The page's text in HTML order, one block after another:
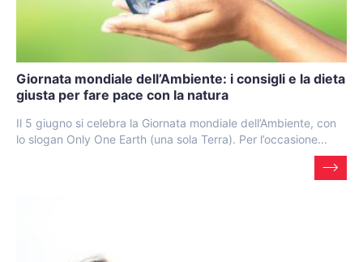
Giornata mondiale dell’Ambiente: i consigli e la dieta
giusta per fare pace con la natura
Il 5 giugno si celebra la Giornata mondiale dell’Ambiente, con
lo slogan Only One Earth (una sola Terra). Per l’occasione...